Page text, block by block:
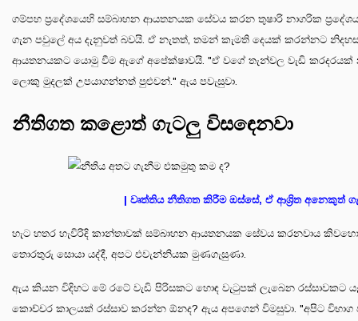
ගම්පහ ප්‍රදේශයෙහි සම්බාහන ආයතනයක සේවය කරන තුෂාරි නාගරික
ගැන පවුලේ අය දැනුවත් බවයි. ඒ නැතත්, තමන් කැමති දෙයක් කරන්නට
ආයතනයකට යොමු වීම ඇගේ අපේක්ෂාවයි. "ඒ වගේ තැන්වල වැඩි කරදරයක්
ලොකු මුදලක් උපයාගන්නත් පුළුවන්." ඇය පවැසුවා.
නීතිගත කළොත් ගැටලු විසඳෙනවා
| වෘත්තිය නීතිගත කිරීම ඔස්සේ, ඒ ආශ්‍රිත අනෙකුත්
හැට හතර හැවිරිදි කාන්තාවක් සම්බාහන ආයතනයක සේවය කරනවාය
තොරතුරු සොයා යද්දී, අපට එවැන්නියක මුණගැසුණා.
ඇය කියන විදිහට මේ රටේ වැඩි පිරිසකට හොඳ වැටුපක් ලැබෙන රස්සාවකට
කොච්චර කාලයක් රස්සාව කරන්න ඕනද? ඇය අපගෙන් විමසුවා. "අපිට